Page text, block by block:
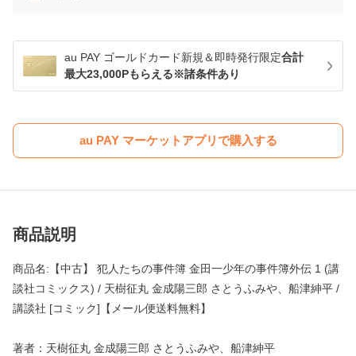
au PAY ゴールドカード新規＆即時発行限定合計
最大23,000Pもらえる※諸条件あり
au PAY マーケットアプリで購入する
商品説明
商品名:【中古】 犯人たちの事件簿 金田一少年の事件簿外伝 1 (講
談社コミックス) / 天樹征丸 金成陽三郎 さとうふみや、船津紳平 /
講談社 [コミック]【メール便送料無料】
著者：天樹征丸 金成陽三郎 さとうふみや、船津紳平